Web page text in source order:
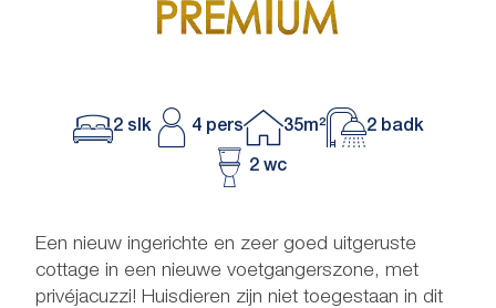
2 slk 4 pers 35m² 2 badk
2 wc
Een nieuw ingerichte en zeer goed uitgeruste
cottage in een nieuwe voetgangerszone, met
privéjacuzzi! Huisdieren zijn niet toegestaan in dit